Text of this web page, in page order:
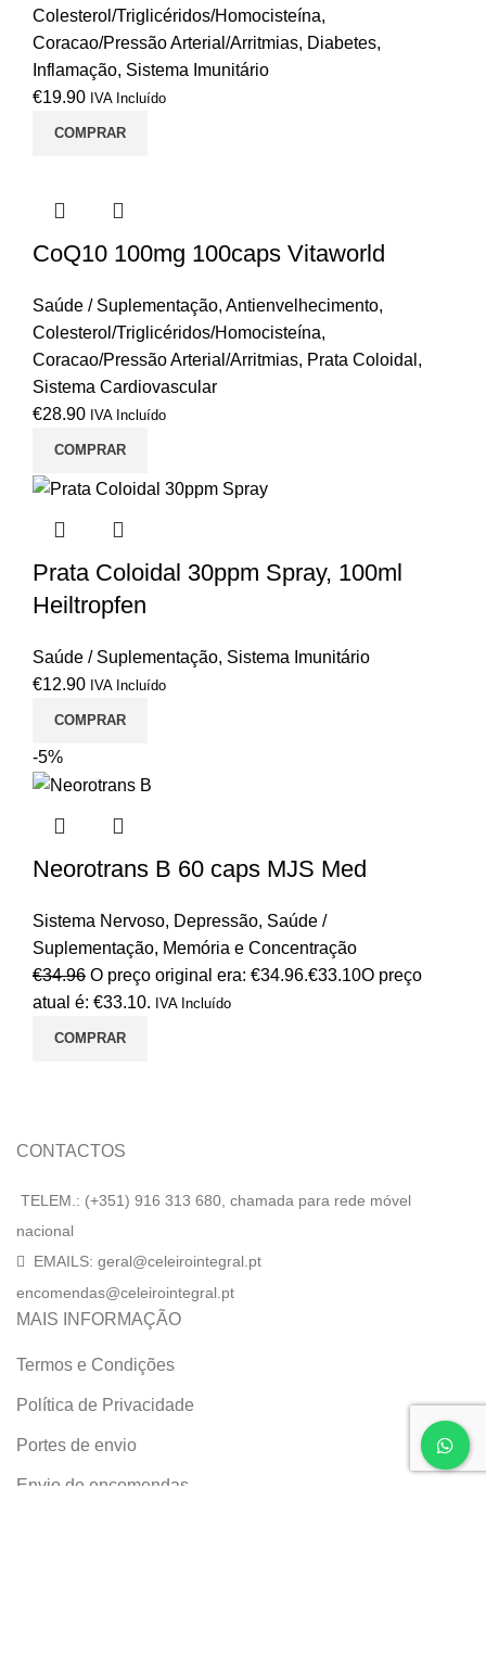
Colesterol/Triglicéridos/Homocisteína,
Coracao/Pressão Arterial/Arritmias, Diabetes,
Inflamação, Sistema Imunitário
€19.90 IVA Incluído
COMPRAR
CoQ10 100mg 100caps Vitaworld
Saúde / Suplementação, Antienvelhecimento,
Colesterol/Triglicéridos/Homocisteína,
Coracao/Pressão Arterial/Arritmias, Prata Coloidal ,
Sistema Cardiovascular
€28.90 IVA Incluído
COMPRAR
Prata Coloidal 30ppm Spray, 100ml
Heiltropfen
Saúde / Suplementação, Sistema Imunitário
€12.90 IVA Incluído
COMPRAR
-5%
Neorotrans B 60 caps MJS Med
Sistema Nervoso, Depressão, Saúde /
Suplementação, Memória e Concentração
€34.96 O preço original era: €34.96.€33.10O preço
atual é: €33.10. IVA Incluído
COMPRAR
CONTACTOS
TELEM.: (+351) 916 313 680, chamada para rede móvel
nacional
EMAILS: geral@celeirointegral.pt
encomendas@celeirointegral.pt
MAIS INFORMAÇÃO
Termos e Condições
Política de Privacidade
Portes de envio
Envio de encomendas